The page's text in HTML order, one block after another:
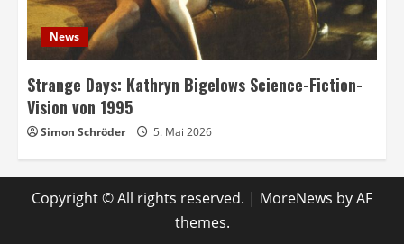
News
Strange Days: Kathryn Bigelows Science-Fiction-
Vision von 1995
Simon Schröder 5. Mai 2026
Copyright © All rights reserved. | MoreNews by AF
themes.